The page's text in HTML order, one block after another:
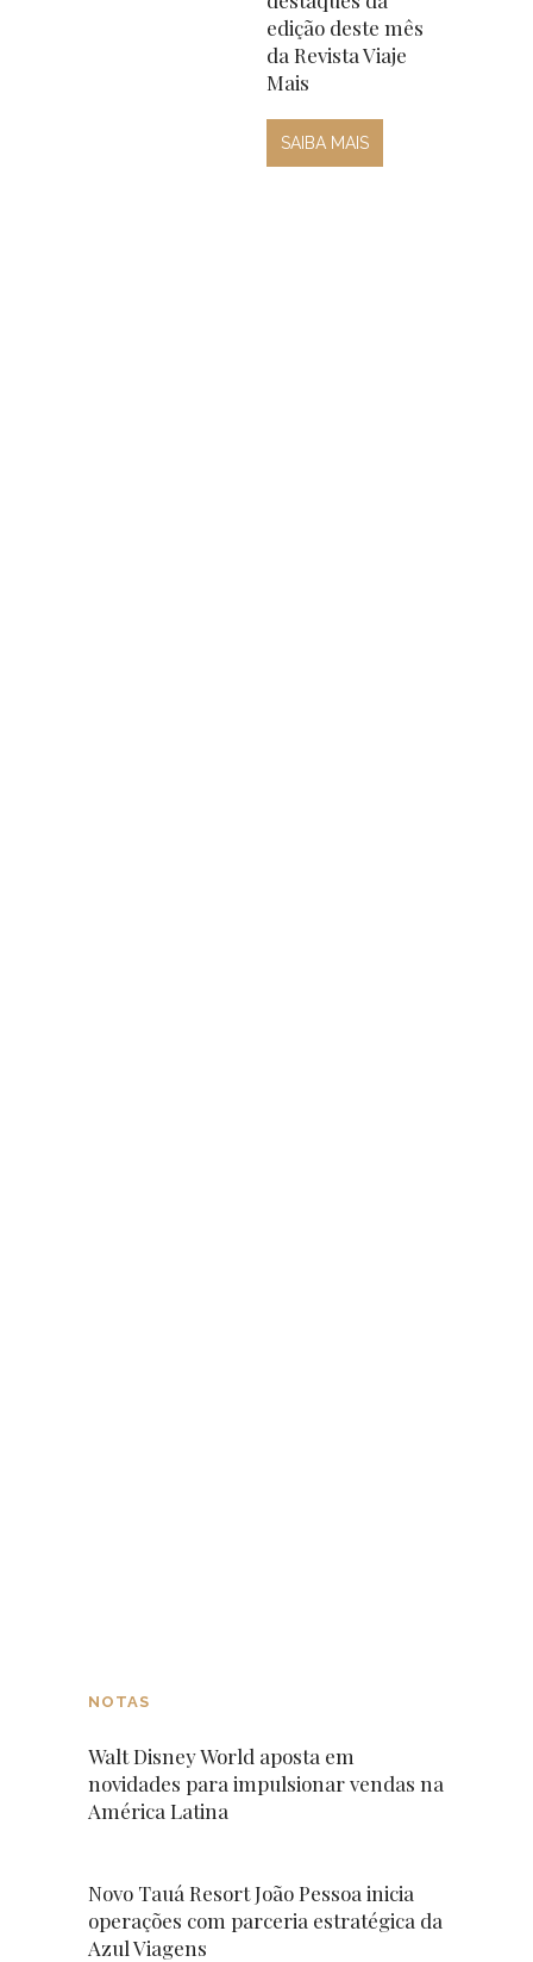
edição deste mês
da Revista Viaje
Mais
SAIBA MAIS
NOTAS
Walt Disney World aposta em
novidades para impulsionar vendas na
América Latina
Novo Tauá Resort João Pessoa inicia
operações com parceria estratégica da
Azul Viagens